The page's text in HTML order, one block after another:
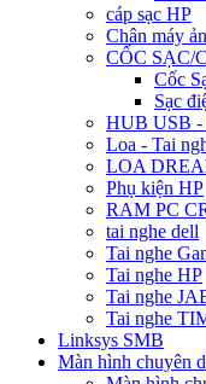
cáp sạc HP
Chân máy
CỐC SẠC/
Cốc
Sạc
HUB USB -
Loa - Tai
LOA
Phụ kiện HP
RAM PC
tai nghe dell
Tai nghe
Tai nghe HP
Tai nghe
Tai nghe
Linksys SMB
Màn hình chuyên